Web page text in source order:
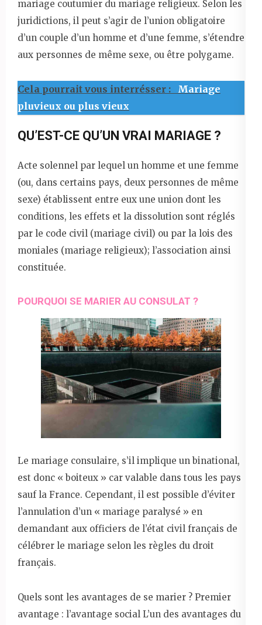
mariage coutumier du mariage religieux. Selon les
juridictions, il peut s’agir de l’union obligatoire
d’un couple d’un homme et d’une femme, s’étendre
aux personnes de même sexe, ou être polygame.
Cela pourrait vous interrésser :
Mariage
pluvieux ou plus vieux
QU’EST-CE QU’UN VRAI MARIAGE ?
Acte solennel par lequel un homme et une femme
(ou, dans certains pays, deux personnes de même
sexe) établissent entre eux une union dont les
conditions, les effets et la dissolution sont réglés
par le code civil (mariage civil) ou par la lois des
moniales (mariage religieux); l’association ainsi
constituée.
POURQUOI SE MARIER AU CONSULAT ?
Le mariage consulaire, s’il implique un binational,
est donc « boiteux » car valable dans tous les pays
sauf la France. Cependant, il est possible d’éviter
l’annulation d’un « mariage paralysé » en
demandant aux officiers de l’état civil français de
célébrer le mariage selon les règles du droit
français.
Quels sont les avantages de se marier ? Premier
avantage : l’avantage social L’un des avantages du